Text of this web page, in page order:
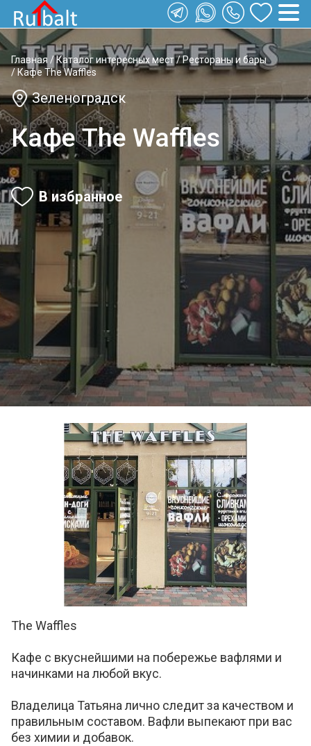
Главная /Каталог интересных мест/Рестораны и бары
/Кафе The Waffles
Зеленоградск
Кафе The Waffles
В избранное
The Waffles
Кафе с вкуснейшими на побережье вафлями и
начинками на любой вкус.
Владелица Татьяна лично следит за качеством и
правильным составом. Вафли выпекают при вас
без химии и добавок.